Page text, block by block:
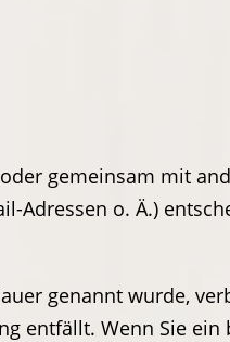
gemeinsam mit
Adressen o. Ä.)
genannt wurde,
entfällt. Wenn Sie ein